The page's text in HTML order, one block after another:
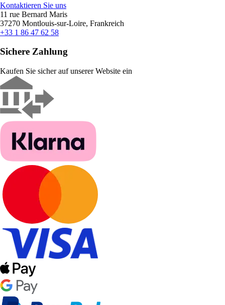
Kontaktieren Sie uns
11 rue Bernard Maris
37270 Montlouis-sur-Loire, Frankreich
+33 1 86 47 62 58
Sichere Zahlung
Kaufen Sie sicher auf unserer Website ein